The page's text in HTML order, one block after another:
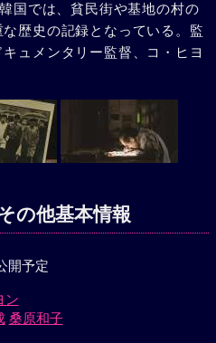
ある。
国では、貧民街や基地の村の
歴史の記録となっている。監
ュメンタリー監督、コ・ヒヨ
の他基本情報
開予定
ン
桑原和子